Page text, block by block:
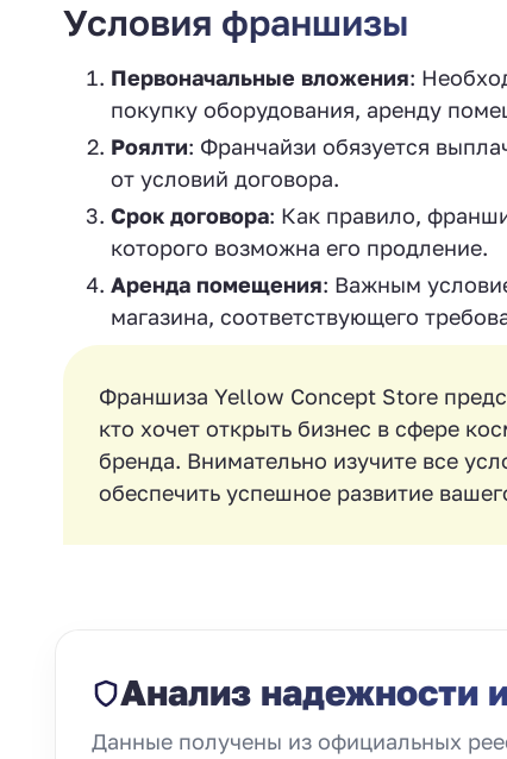
Условия франшизы
Первоначальные вложения:
покупку оборудования, аренду
Роялти: Франчайзи обязуется
от условий договора.
Срок договора: Как правило,
которого возможна его продление.
Аренда помещения: Важным
магазина, соответствующего
Франшиза Yellow Concept Store
кто хочет открыть бизнес в сфере
бренда. Внимательно изучите все
обеспечить успешное развитие
Анализ надежности
Данные получены из официальных